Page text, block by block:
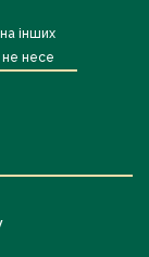
інших
не несе